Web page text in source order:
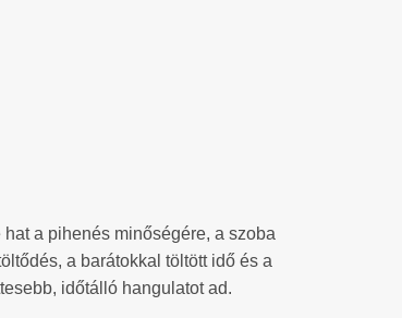
a pihenés minőségére, a szoba
a barátokkal töltött idő és a
időtálló hangulatot ad.